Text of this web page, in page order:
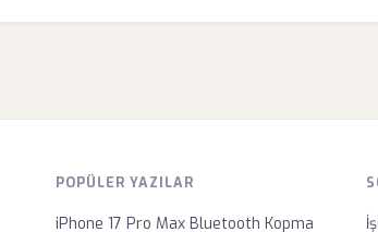
POPÜLER YAZILAR
iPhone 17 Pro Max Bluetooth Kopma